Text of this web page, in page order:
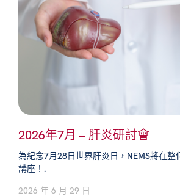
2026年7月 – 肝炎研討會
為紀念7月28日世界肝炎日，NEMS將在整
講座！.
2026 年 6 月 29 日